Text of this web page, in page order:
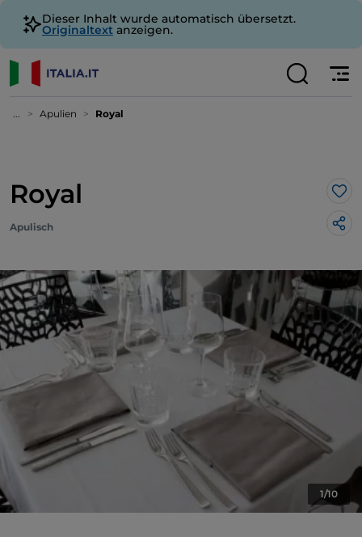
Dieser Inhalt wurde automatisch übersetzt.
Originaltext anzeigen.
... Apulien Royal
Royal
Apulisch
1/10